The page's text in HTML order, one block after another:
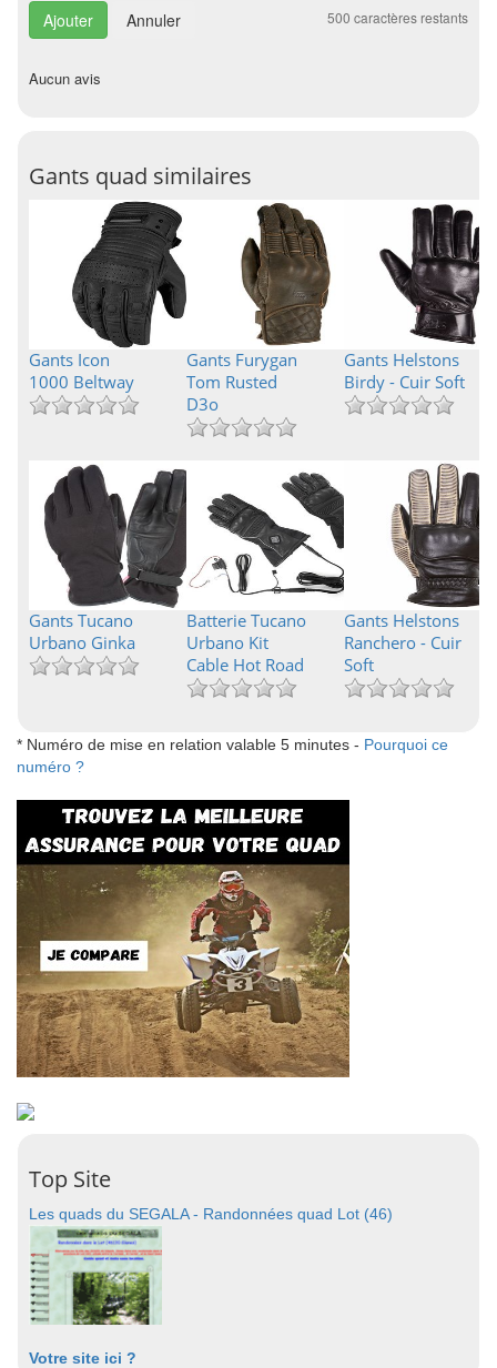
Annuler 500 caractères restants
Aucun avis
Gants quad similaires
Gants Icon
1000 Beltway
Gants Furygan
Tom Rusted
D3o
Gants Helstons
Birdy - Cuir Soft
Gants Tucano
Urbano Ginka
Batterie Tucano
Urbano Kit
Cable Hot Road
Gants Helstons
Ranchero - Cuir
Soft
* Numéro de mise en relation valable 5 minutes - Pourquoi ce
numéro ?
Top Site
Les quads du SEGALA - Randonnées quad Lot (46)
Votre site ici ?